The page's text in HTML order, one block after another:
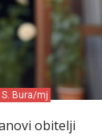
Bura/mj
obitelji